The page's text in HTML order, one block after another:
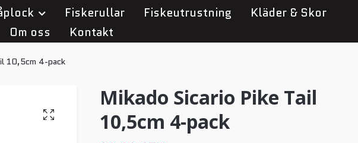
Fiskerullar Fiskeutrustning
Kläder & Skor
Om oss Kontakt
10,5cm 4-pack
Mikado Sicario Pike Tail
10,5cm 4-pack